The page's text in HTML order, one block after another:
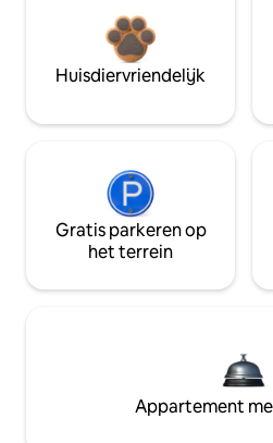
Huisdiervriendelijk
Gratis parkeren op
het terrein
Appartement